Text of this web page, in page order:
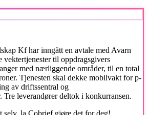
Kfhar inngått en avtale med Avarn
vektertjenester til oppdragsgivers
med nærliggende områder, til en total
Tjenesten skal dekke mobilvakt for p-
av driftssentral og
Tre leverandører deltok i konkurransen.
selv, la Cobrief gjøre det for deg!